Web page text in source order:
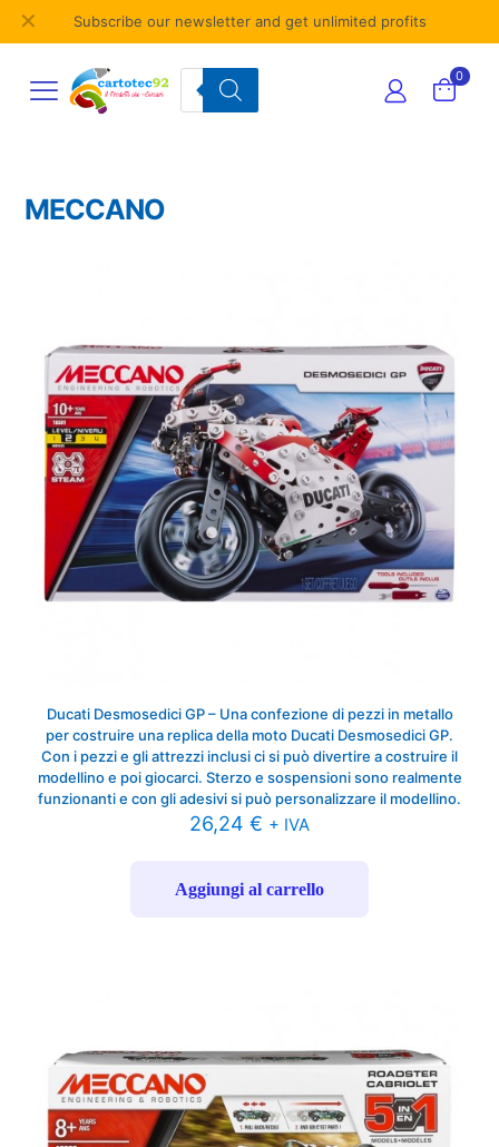
Subscribe our newsletter and get unlimited profits
✕
Products
search
0
MECCANO
Ducati Desmosedici GP – Una confezione di pezzi in metallo
per costruire una replica della moto Ducati Desmosedici GP.
Con i pezzi e gli attrezzi inclusi ci si può divertire a costruire il
modellino e poi giocarci. Sterzo e sospensioni sono realmente
funzionanti e con gli adesivi si può personalizzare il modellino.
26,24 € + IVA
Aggiungi al carrello